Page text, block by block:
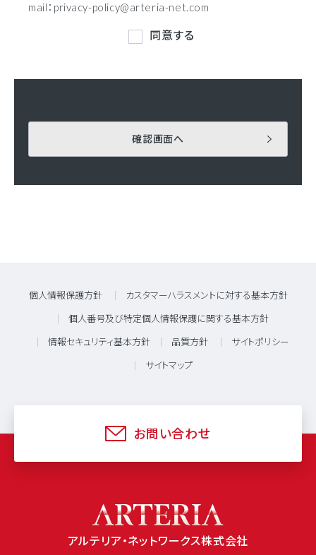
mail：privacy-policy@arteria-net.com
同意する
確認画面へ
個人情報保護方針 カスタマーハラスメントに対する基本方針
個人番号及び特定個人情報保護に関する基本方針
情報セキュリティ基本方針 品質方針 サイトポリシー
サイトマップ
お問い合わせ
アルテリア・ネットワークス株式会社